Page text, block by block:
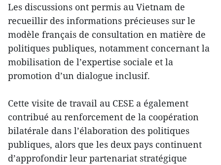
Les discussions ont permis au Vietnam de
recueillir des informations précieuses sur le
modèle français de consultation en matière de
politiques publiques, notamment concernant la
mobilisation de l’expertise sociale et la
promotion d’un dialogue inclusif.
Cette visite de travail au CESE a également
contribué au renforcement de la coopération
bilatérale dans l’élaboration des politiques
publiques, alors que les deux pays continuent
d’approfondir leur partenariat stratégique